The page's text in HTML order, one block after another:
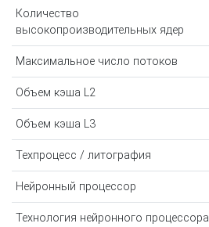
Количество
высокопроизводительных ядер
Максимальное число потоков
Объем кэша L2
Объем кэша L3
Техпроцесс / литография
Нейронный процессор
Технология нейронного процессора